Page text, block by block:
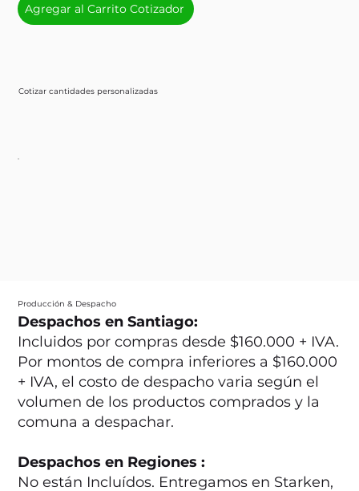
Cotizar cantidades personalizadas
Agregar al Carrito Cotizador
Producción & Despacho
Despachos en Santiago:
Incluidos por compras desde $160.000 + IVA.
Por montos de compra inferiores a $160.000
+ IVA, el costo de despacho varia según el
volumen de los productos comprados y la
comuna a despachar.
Despachos en Regiones :
No están Incluídos. Entregamos en Starken,